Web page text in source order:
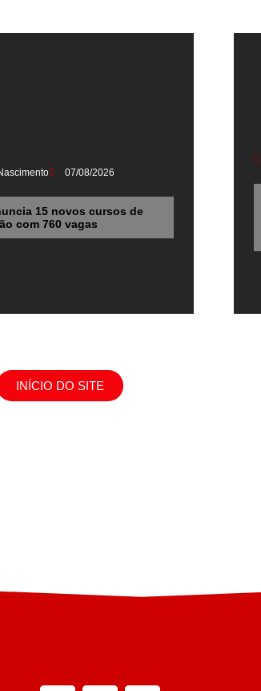
07/08/2026
15 novos cursos de
com 760 vagas
INÍCIO DO SITE